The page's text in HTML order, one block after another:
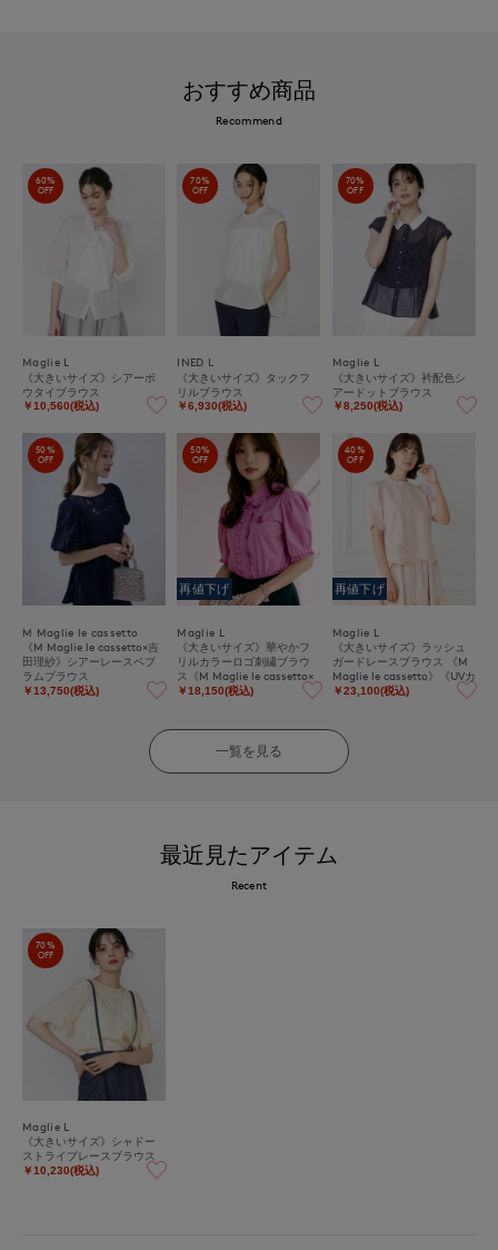
おすすめ商品
Recommend
60%
OFF
Maglie L
《大きいサイズ》シアーボ
ウタイブラウス
￥10,560(税込)
70%
OFF
INED L
《大きいサイズ》タックフ
リルブラウス
￥6,930(税込)
70%
OFF
Maglie L
《大きいサイズ》衿配色シ
アードットブラウス
￥8,250(税込)
50%
OFF
M Maglie le cassetto
《M Maglie le cassetto×吉
田理紗》シアーレースペプ
ラムブラウス
￥13,750(税込)
50%
OFF
再値下げ
Maglie L
《大きいサイズ》華やかフ
リルカラーロゴ刺繍ブラウ
ス《M Maglie le cassetto×
冨張愛》
￥18,150(税込)
40%
OFF
再値下げ
Maglie L
《大きいサイズ》ラッシュ
ガードレースブラウス 《M
Maglie le cassetto》《UVカ
ット・撥水加工》
￥23,100(税込)
一覧を見る
最近見たアイテム
Recent
70%
OFF
Maglie L
《大きいサイズ》シャドー
ストライプレースブラウス
￥10,230(税込)